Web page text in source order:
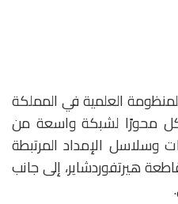
العلمية في المملكة
محورًا لشبكة واسعة من
وسلاسل الإمداد المرتبطة
هيرتفوردشاير، إلى جانب